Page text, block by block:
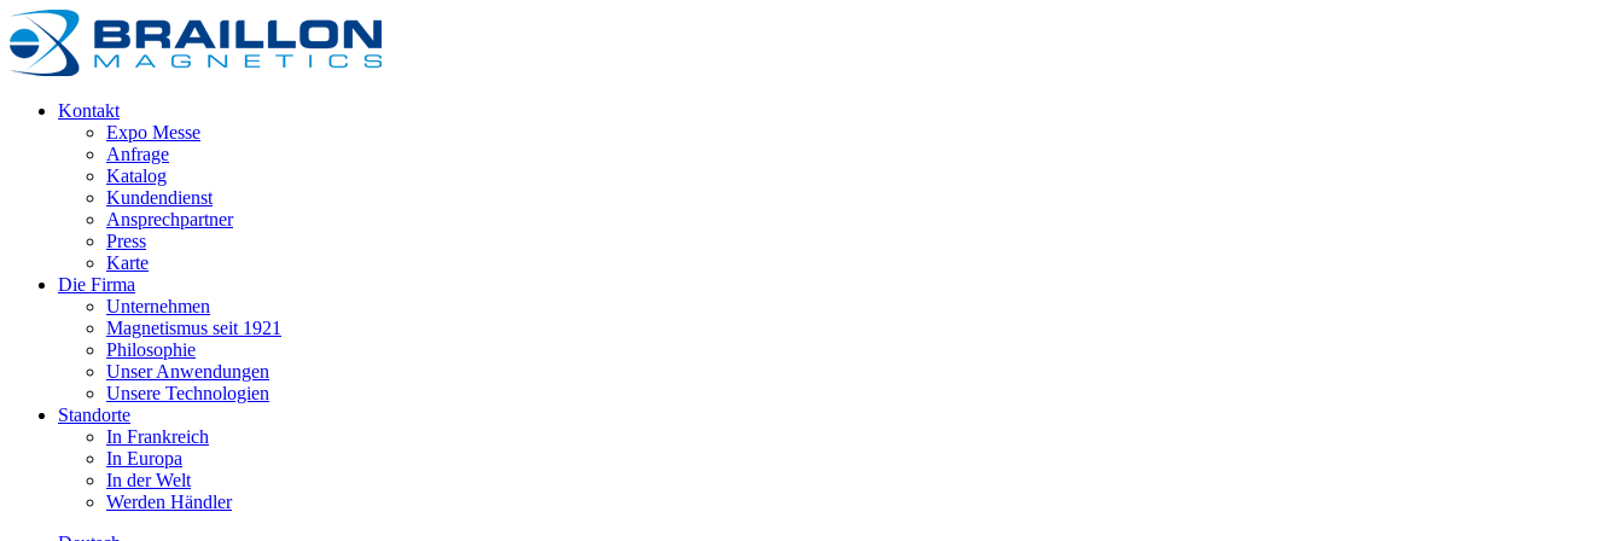
Kontakt
Expo Messe
Anfrage
Katalog
Kundendienst
Ansprechpartner
Press
Karte
Die Firma
Unternehmen
Magnetismus seit 1921
Philosophie
Unser Anwendungen
Unsere Technologien
Standorte
In Frankreich
In Europa
In der Welt
Werden Händler